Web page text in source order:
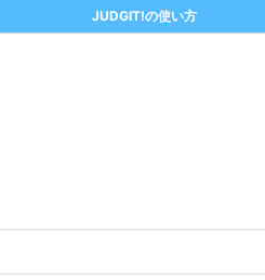
JUDGIT!の使い方